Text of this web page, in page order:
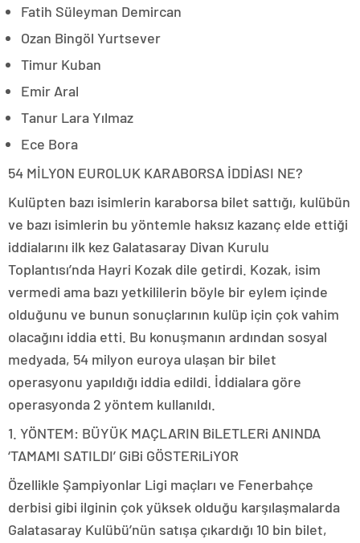
Fatih Süleyman Demircan
Ozan Bingöl Yurtsever
Timur Kuban
Emir Aral
Tanur Lara Yılmaz
Ece Bora
54 MİLYON EUROLUK KARABORSA İDDİASI NE?
Kulüpten bazı isimlerin karaborsa bilet sattığı, kulübün
ve bazı isimlerin bu yöntemle haksız kazanç elde ettiği
iddialarını ilk kez Galatasaray Divan Kurulu
Toplantısı’nda Hayri Kozak dile getirdi. Kozak, isim
vermedi ama bazı yetkililerin böyle bir eylem içinde
olduğunu ve bunun sonuçlarının kulüp için çok vahim
olacağını iddia etti. Bu konuşmanın ardından sosyal
medyada, 54 milyon euroya ulaşan bir bilet
operasyonu yapıldığı iddia edildi. İddialara göre
operasyonda 2 yöntem kullanıldı.
1. YÖNTEM: BÜYÜK MAÇLARIN BiLETLERi ANINDA
‘TAMAMI SATILDI’ GiBi GÖSTERiLiYOR
Özellikle Şampiyonlar Ligi maçları ve Fenerbahçe
derbisi gibi ilginin çok yüksek olduğu karşılaşmalarda
Galatasaray Kulübü’nün satışa çıkardığı 10 bin bilet,